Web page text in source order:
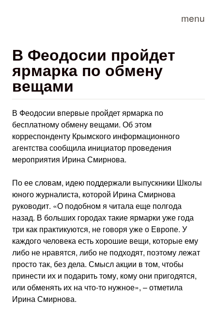
menu
В Феодосии пройдет
ярмарка по обмену
вещами
В Феодосии впервые пройдет ярмарка по
бесплатному обмену вещами. Об этом
корреспонденту Крымского информационного
агентства сообщила инициатор проведения
мероприятия Ирина Смирнова.
По ее словам, идею поддержали выпускники Школы
юного журналиста, которой Ирина Смирнова
руководит. «О подобном я читала еще полгода
назад. В больших городах такие ярмарки уже года
три как практикуются, не говоря уже о Европе. У
каждого человека есть хорошие вещи, которые ему
либо не нравятся, либо не подходят, поэтому лежат
просто так, без дела. Смысл акции в том, чтобы
принести их и подарить тому, кому они пригодятся,
или обменять их на что-то нужное», – отметила
Ирина Смирнова.